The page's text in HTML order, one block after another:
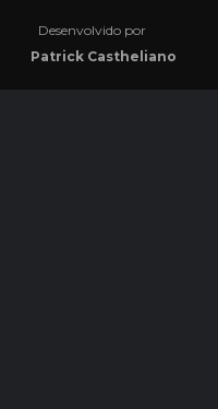
Desenvolvido por
Patrick Castheliano